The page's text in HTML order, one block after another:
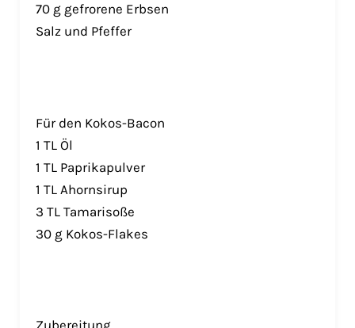
70 g gefrorene Erbsen
Salz und Pfeffer
Für den Kokos-Bacon
1 TL Öl
1 TL Paprikapulver
1 TL Ahornsirup
3 TL Tamarisoße
30 g Kokos-Flakes